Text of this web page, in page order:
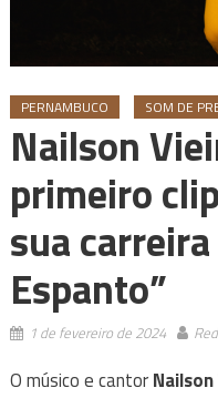
PERNAMBUCO SOM DE
Nailson
primeiro
sua
Espanto”
1 de fevereiro de 2024
O músico e cantor